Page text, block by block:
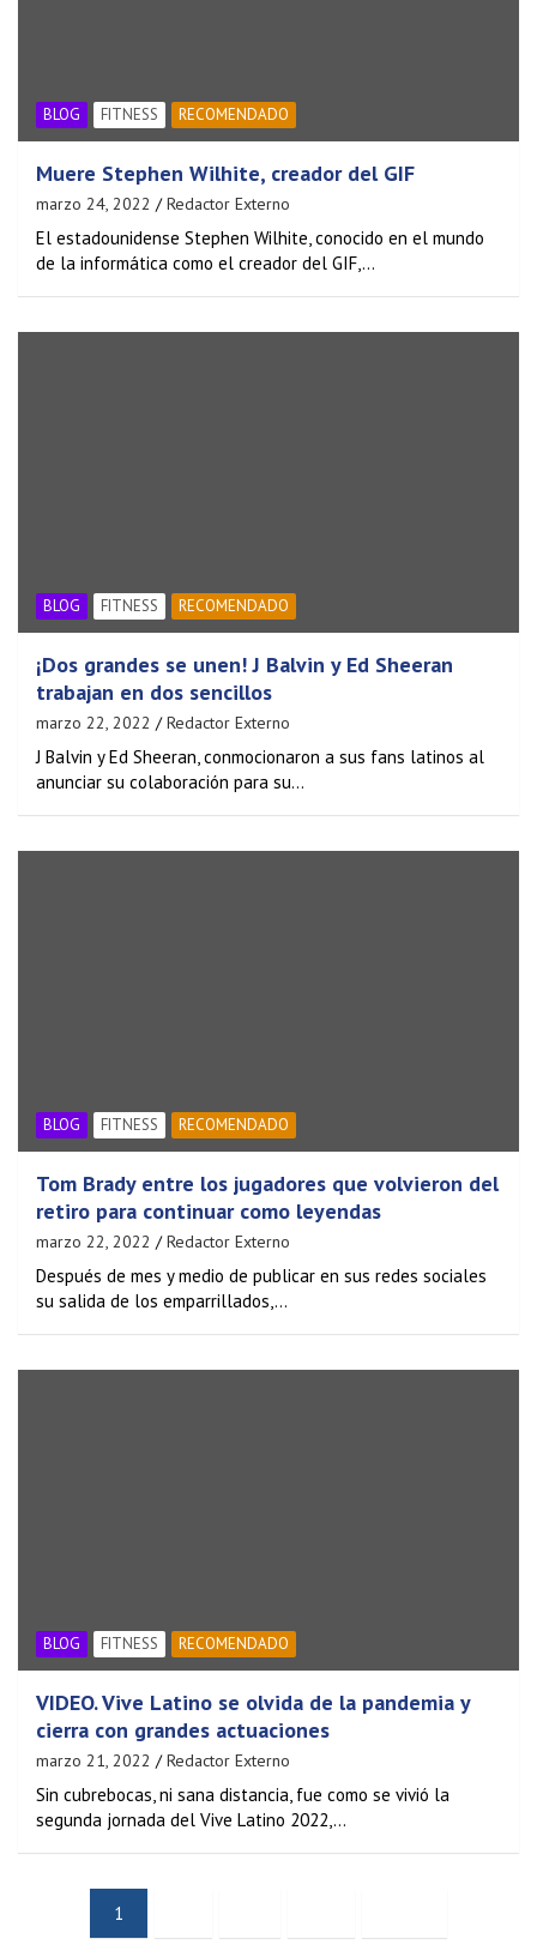
BLOG FITNESS RECOMENDADO
Muere Stephen Wilhite, creador del GIF
marzo 24, 2022 Redactor Externo
El estadounidense Stephen Wilhite, conocido en el mundo
de la informática como el creador del GIF,…
BLOG FITNESS RECOMENDADO
¡Dos grandes se unen! J Balvin y Ed Sheeran
trabajan en dos sencillos
marzo 22, 2022 Redactor Externo
J Balvin y Ed Sheeran, conmocionaron a sus fans latinos al
anunciar su colaboración para su…
BLOG FITNESS RECOMENDADO
Tom Brady entre los jugadores que volvieron del
retiro para continuar como leyendas
marzo 22, 2022 Redactor Externo
Después de mes y medio de publicar en sus redes sociales
su salida de los emparrillados,…
BLOG FITNESS RECOMENDADO
VIDEO. Vive Latino se olvida de la pandemia y
cierra con grandes actuaciones
marzo 21, 2022 Redactor Externo
Sin cubrebocas, ni sana distancia, fue como se vivió la
segunda jornada del Vive Latino 2022,…
1